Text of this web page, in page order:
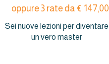
oppure 3 rate da € 147,00
Sei nuove lezioni per diventare
un vero master